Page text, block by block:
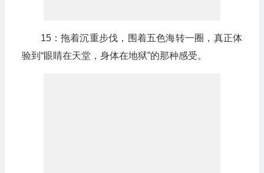
15：拖着沉重步伐，围着五色海转一圈，真正体
验到“眼睛在天堂，身体在地狱”的那种感受。